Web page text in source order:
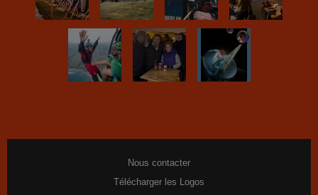
Nous contacter
Télécharger les Logos